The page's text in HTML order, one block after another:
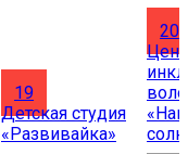
19
Детская студия
«Развивайка»
20